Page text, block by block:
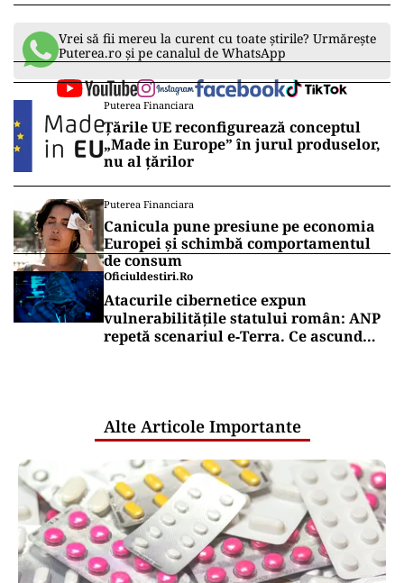
Vrei să fii mereu la curent cu toate știrile? Urmărește
Puterea.ro și pe canalul de WhatsApp
Puterea Financiara
Țările UE reconfigurează conceptul
„Made in Europe” în jurul produselor,
nu al țărilor
Puterea Financiara
Canicula pune presiune pe economia
Europei și schimbă comportamentul
de consum
Oficiuldestiri.ro
Atacurile cibernetice expun
vulnerabilitățile statului român: ANP
repetă scenariul e‑Terra. Ce ascund
Alte Articole Importante